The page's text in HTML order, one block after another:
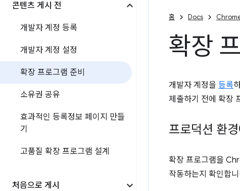
콘텐츠 게시 전
개발자 계정 등록
개발자 계정 설정
확장 프로그램 준비
소유권 공유
효과적인 등록정보 페이지 만들
기
고품질 확장 프로그램 설계
처음으로 게시
홈 Docs
확장
개발자 계정을 등록
제출하기 전에 확장
프로덕션 환
확장 프로그램을
작동하는지 확인합